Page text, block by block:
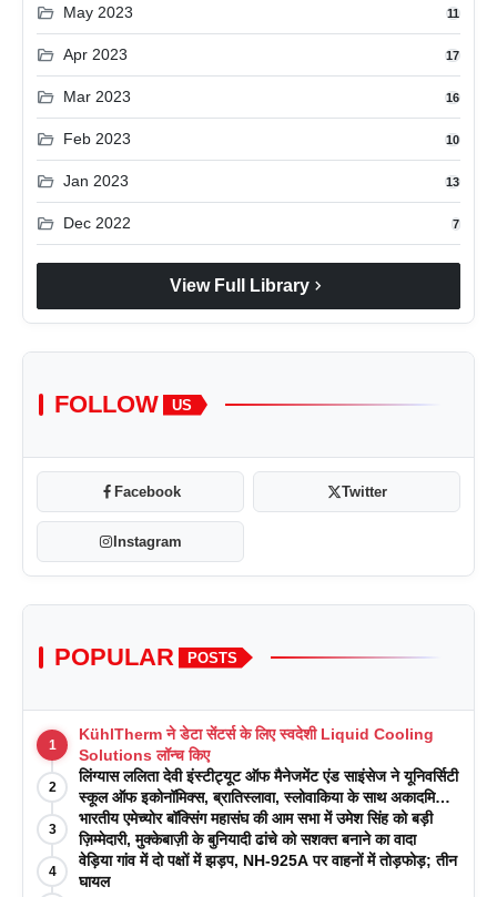
folder_open May 2023 11
folder_open Apr 2023 17
folder_open Mar 2023 16
folder_open Feb 2023 10
folder_open Jan 2023 13
folder_open Dec 2022 7
View Full Library chevron_right
FOLLOW US
Facebook Twitter
Instagram
POPULAR POSTS
1
KühlTherm ने डेटा सेंटर्स के लिए स्वदेशी Liquid Cooling
Solutions लॉन्च किए
2
लिंग्यास ललिता देवी इंस्टीट्यूट ऑफ मैनेजमेंट एंड साइंसेज ने यूनिवर्सिटी
स्कूल ऑफ इकोनॉमिक्स, ब्रातिस्लावा, स्लोवाकिया के साथ अकादमिक
पत्रिकाओं में प्रकाशन रणनीतियों पर एक दिवसीय कार्यशाला का
आयोजन किया
3
भारतीय एमेच्योर बॉक्सिंग महासंघ की आम सभा में उमेश सिंह को बड़ी
ज़िम्मेदारी, मुक्केबाज़ी के बुनियादी ढांचे को सशक्त बनाने का वादा
4
वेड़िया गांव में दो पक्षों में झड़प, NH-925A पर वाहनों में तोड़फोड़; तीन
घायल